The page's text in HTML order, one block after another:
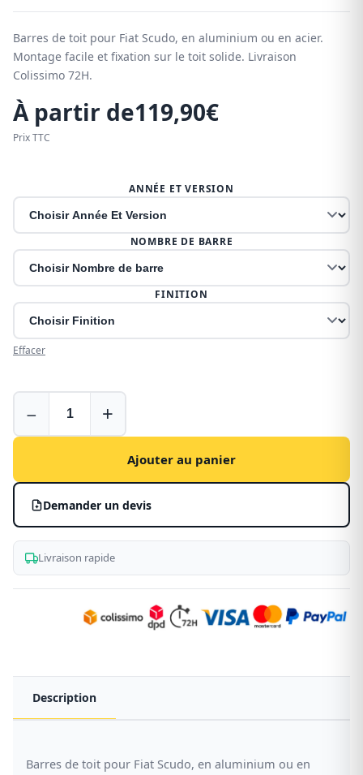
Barres de toit pour Fiat Scudo, en aluminium ou en acier.
Montage facile et fixation sur le toit solide. Livraison
Colissimo 72H.
À partir de119,90€
Prix TTC
ANNÉE ET VERSION
NOMBRE DE BARRE
FINITION
Effacer
toit
Fiat
Scudo
− +
Ajouter au panier
Demander un devis
Livraison rapide
Description
Barres de toit pour Fiat Scudo, en aluminium ou en